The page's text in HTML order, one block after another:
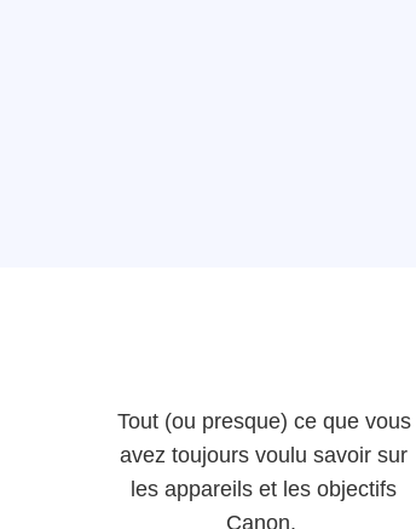
Tout (ou presque) ce que vous
avez toujours voulu savoir sur
les appareils et les objectifs
Canon.